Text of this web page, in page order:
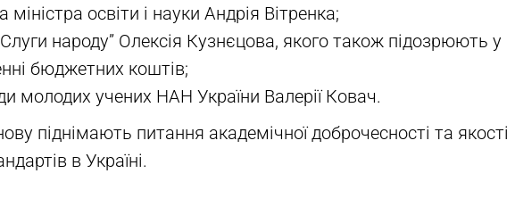
міністра освіти і науки Андрія Вітренка;
народу” Олексія Кузнєцова, якого також підозрюють у
бюджетних коштів;
молодих учених НАН України Валерії Ковач.
піднімають питання академічної доброчесності та якості
в Україні.